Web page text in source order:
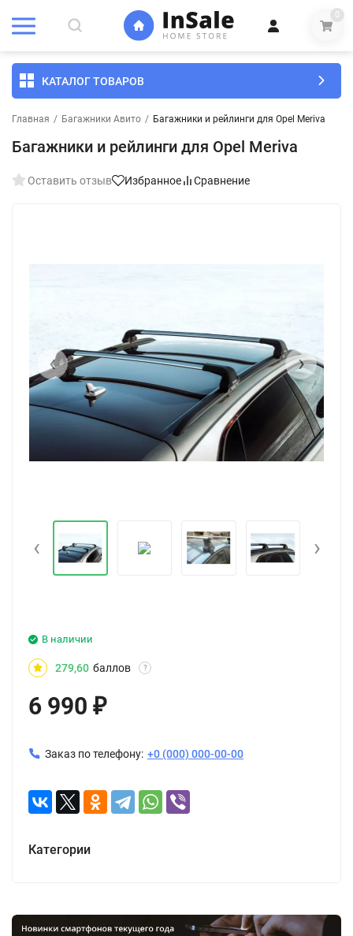
0
КАТАЛОГ ТОВАРОВ
Главная / Багажники Авито / Багажники и рейлинги для Opel Meriva
Багажники и рейлинги для Opel Meriva
Оставить отзыв Избранное Сравнение
‹ ›
‹ ›
В наличии
279,60 баллов ?
6 990 ₽
Заказ по телефону: +0 (000) 000-00-00
Категории